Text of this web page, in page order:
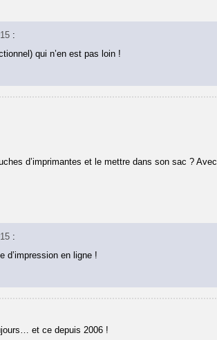
:
qui n’en est pas loin !
d’imprimantes et le mettre dans son sac ?
:
d’impression en ligne !
et ce depuis 2006 !